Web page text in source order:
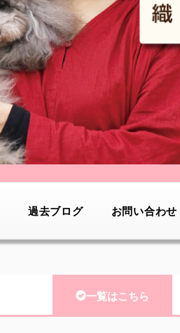
過去ブログ お問い合わせ
一覧はこちら